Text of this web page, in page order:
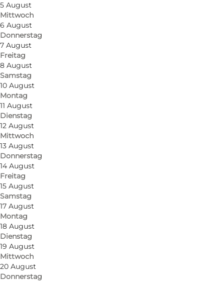
5 August
Mittwoch
6 August
Donnerstag
7 August
Freitag
8 August
Samstag
10 August
Montag
11 August
Dienstag
12 August
Mittwoch
13 August
Donnerstag
14 August
Freitag
15 August
Samstag
17 August
Montag
18 August
Dienstag
19 August
Mittwoch
20 August
Donnerstag